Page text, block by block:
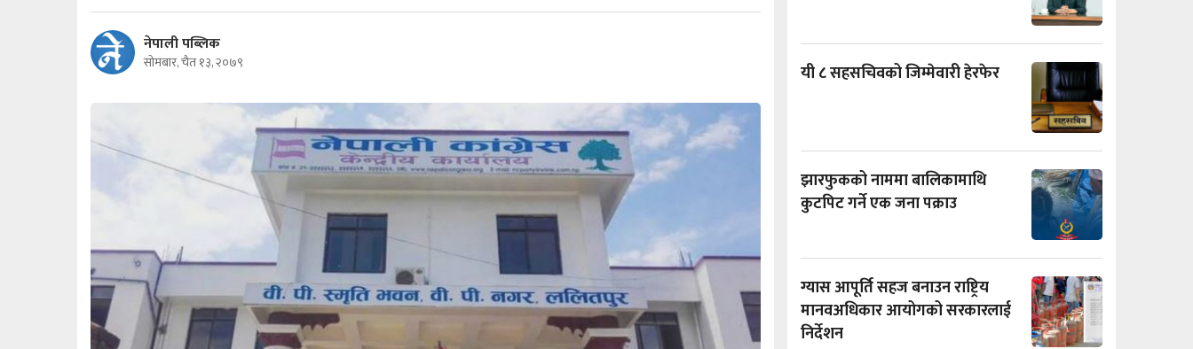
नेपाली पब्लिक
सोमबार, चैत १३, २०७९ यी ८ सहसचिवको जिम्मेवारी हेरफेर
झारफुकको नाममा बालिकामाथि
कुटपिट गर्ने एक जना पक्राउ
ग्यास आपूर्ति सहज बनाउन राष्ट्रिय
मानवअधिकार आयोगको सरकारलाई
निर्देशन